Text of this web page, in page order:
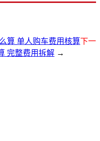
算 单人购车费用核算下一
完整费用拆解 →